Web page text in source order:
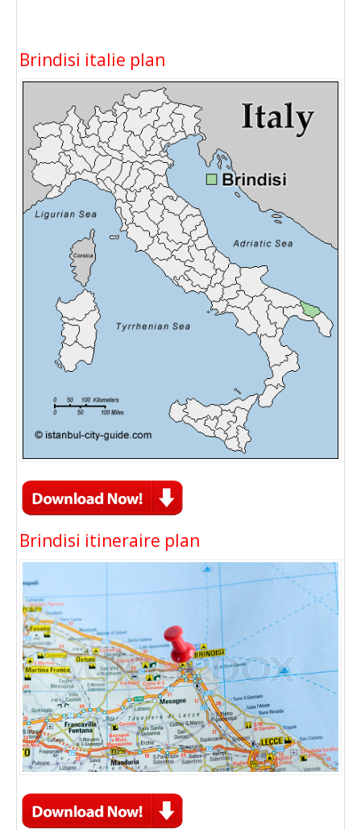
Brindisi italie plan
Brindisi itineraire plan